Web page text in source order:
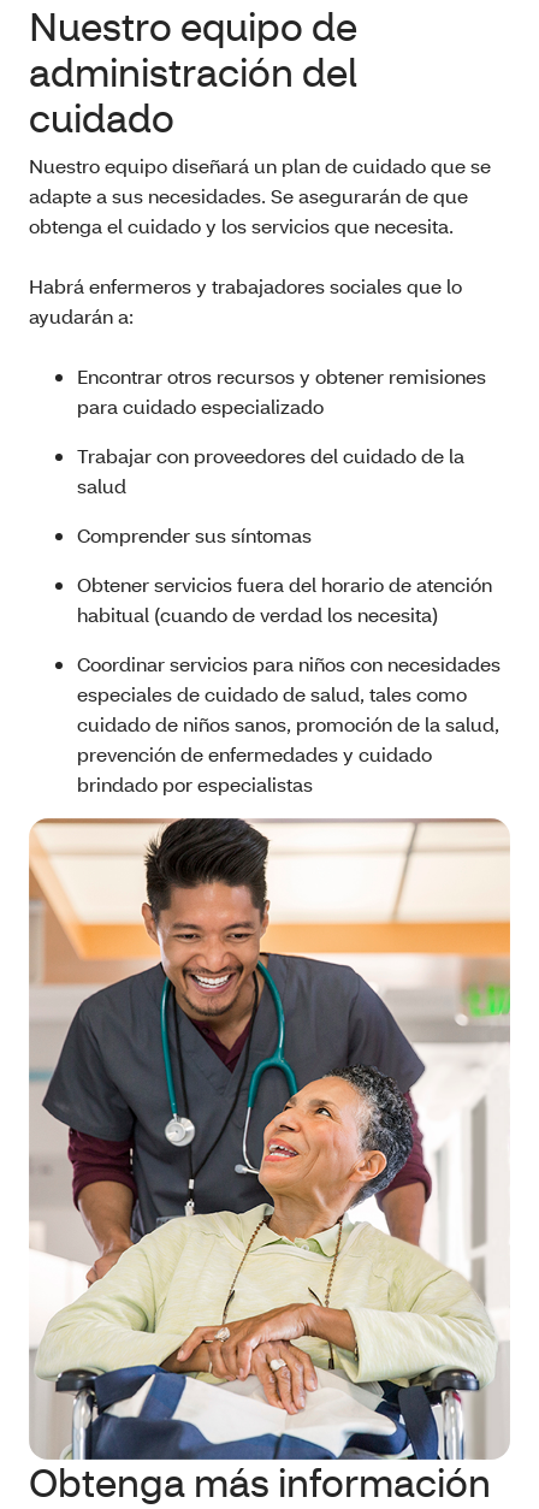
Nuestro equipo de
administración del
cuidado
Nuestro equipo diseñará un plan de cuidado que se
adapte a sus necesidades. Se asegurarán de que
obtenga el cuidado y los servicios que necesita.
Habrá enfermeros y trabajadores sociales que lo
ayudarán a:
Encontrar otros recursos y obtener remisiones
para cuidado especializado
Trabajar con proveedores del cuidado de la
salud
Comprender sus síntomas
Obtener servicios fuera del horario de atención
habitual (cuando de verdad los necesita)
Coordinar servicios para niños con necesidades
especiales de cuidado de salud, tales como
cuidado de niños sanos, promoción de la salud,
prevención de enfermedades y cuidado
brindado por especialistas
Obtenga más información